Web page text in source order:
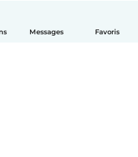
Messages Favoris